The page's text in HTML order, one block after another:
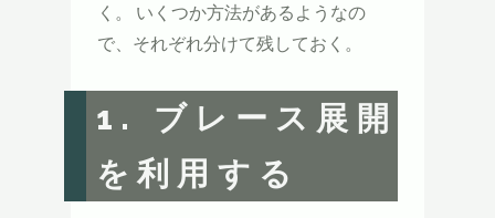
く。 いくつか方法があるようなの
で、それぞれ分けて残しておく。
1. ブレース展開
を利用する